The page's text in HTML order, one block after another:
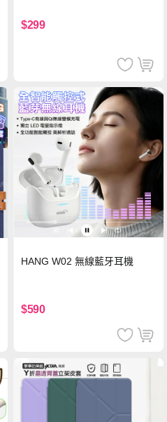
$299
HANG W02 無線藍牙耳機
$590